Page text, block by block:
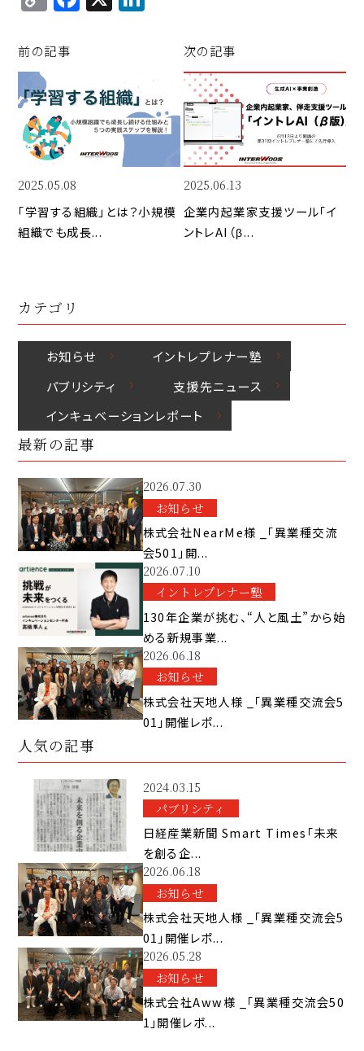
o
p
Li
n
k
a
b
o
o
e
d
I
前の記事
2025.05.08
「学習する組織」とは？小規模
組織でも成長...
次の記事
2025.06.13
企業内起業家支援ツール「イ
ントレAI（β...
カテゴリ
お知らせ
イントレプレナー塾
パブリシティ
⽀援先ニュース
インキュベーションレポート
最新の記事
2026.07.30
お知らせ
株式会社NearMe様 _「異業種交流
会501」開...
2026.07.10
イントレプレナー塾
130年企業が挑む、“人と風土”から始
める新規事業...
2026.06.18
お知らせ
株式会社天地人様 _「異業種交流会5
01」開催レポ...
人気の記事
2024.03.15
パブリシティ
日経産業新聞 Smart Times「未来
を創る企...
2026.06.18
お知らせ
株式会社天地人様 _「異業種交流会5
01」開催レポ...
2026.05.28
お知らせ
株式会社Aww様 _「異業種交流会50
1」開催レポ...